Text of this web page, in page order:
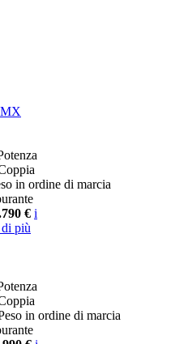
in ordine di marcia
€ i
più
in ordine di marcia